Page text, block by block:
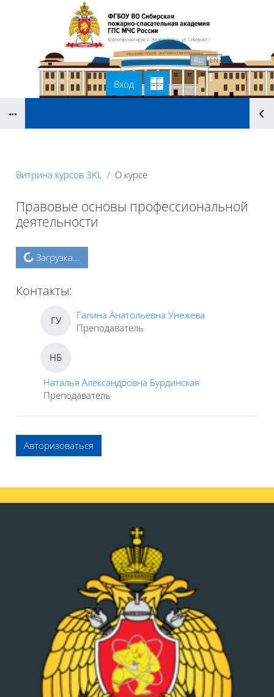
Перейти к основному содержанию
Вход
В начало Связаться с нами RU EN
Витрина курсов 3KL О курсе
Правовые основы профессиональной
деятельности
Блоки
Загрузка...
Контакты:
ГУ
Галина Анатольевна Унежева
Преподаватель
НБ
Наталья Александровна Бурдинская
Преподаватель
Авторизоваться